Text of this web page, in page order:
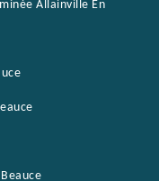
Allainville En